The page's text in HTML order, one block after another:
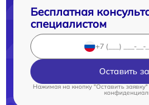
Бесплатная
специалистом
Оставить
Нажимая на кнопку "Оставить